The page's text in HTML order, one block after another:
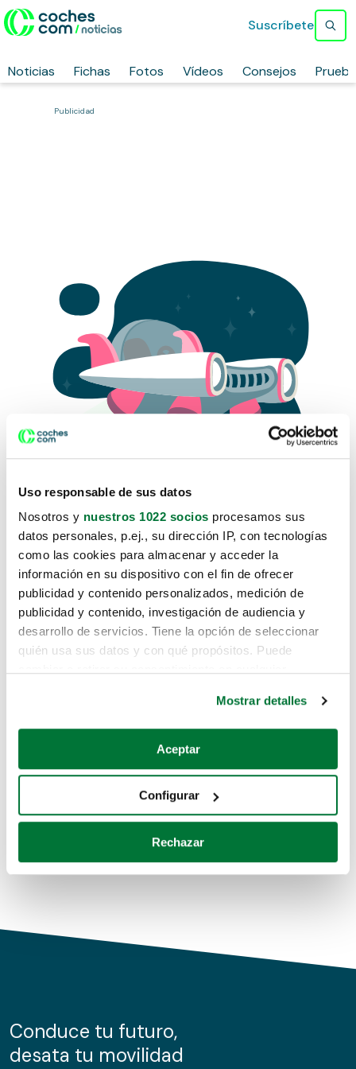
Uso responsable de sus datos
Nosotros y nuestros 1022 socios procesamos sus
datos personales, p.ej., su dirección IP, con tecnologías
como las cookies para almacenar y acceder la
información en su dispositivo con el fin de ofrecer
publicidad y contenido personalizados, medición de
publicidad y contenido, investigación de audiencia y
desarrollo de servicios. Tiene la opción de seleccionar
quién usa sus datos y con qué propósitos. Puede
Si lo permite, también quisiéramos:
Recopilar información sobre su ubicación geográfica
Identificar su dispositivo analizándolo activamente
para buscar características específicas (huellas
Obtenga más información sobre cómo se procesan sus
de cookies.
información sobre el uso que haga del sitio web con
nuestros partners de redes sociales, publicidad y análisis
Mostrar detalles
Aceptar
Configurar
Rechazar
Noticias Fichas Fotos Vídeos Consejos
Suscríbete
Publicidad
Lo sentimos, no sabemos como
te hemos traido hasta aquí.
Pero puedes encontrar el coche que estás
buscando en alguno de estos enlaces:
Coches de segunda mano
Coches de km0
Conduce tu futuro,
desata tu movilidad